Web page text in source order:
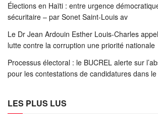
Élections en Haïti : entre urgence
sécuritaire – par Sonet Saint-Louis av
Le Dr Jean Ardouin Esther Louis-Charles
lutte contre la corruption une priorité nationale
Processus électoral : le BUCREL alerte sur
pour les contestations de candidatures dans
LES PLUS LUS